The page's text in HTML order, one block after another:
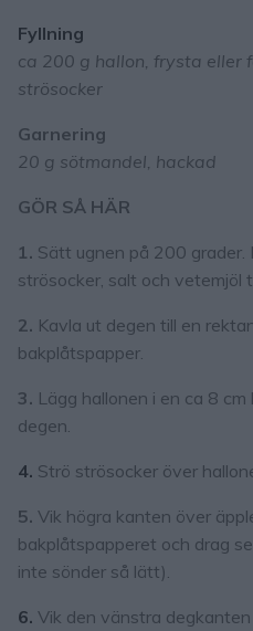
Fyllning
ca 200 g hallon, frysta eller
strösocker
Garnering
20 g sötmandel, hackad
GÖR SÅ HÄR
1. Sätt ugnen på 200 grader.
strösocker, salt och vetemjöl
2. Kavla ut degen till en
bakplåtspapper.
3. Lägg hallonen i en ca 8
degen.
4. Strö strösocker över
5. Vik högra kanten över
bakplåtspapperet och drag
inte sönder så lätt).
6. Vik den vänstra